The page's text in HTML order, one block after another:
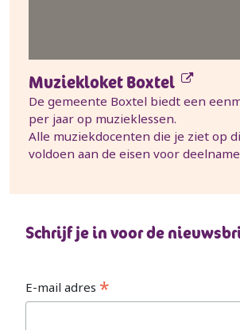
Muziekloket Boxtel
De gemeente Boxtel biedt een
per jaar op muzieklessen.
Alle muziekdocenten die je ziet op
voldoen aan de eisen voor
Schrijf je in voor de
E-mail adres *